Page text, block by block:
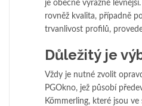
je obecně výrazně
rovněž kvalita, případně
trvanlivost profilů,
Důležitý je
Vždy je nutné zvolit
PGOkno, jež působí
Kömmerling, které jsou